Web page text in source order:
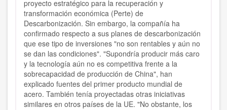
proyecto estratégico para la recuperación y
transformación económica (Perte) de
Descarbonización. Sin embargo, la compañía ha
confirmado respecto a sus planes de descarbonización
que ese tipo de inversiones "no son rentables y aún no
se dan las condiciones". "Supondría producir más caro
y la tecnología aún no es competitiva frente a la
sobrecapacidad de producción de China", han
explicado fuentes del primer producto mundial de
acero. También tenía proyectadas otras iniciativas
similares en otros países de la UE. "No obstante, los